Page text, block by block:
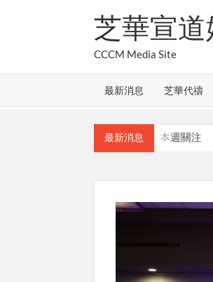
芝華宣
CCCM Media Site
最新消息 芝華代禱
最新消息
本週關注 基督的教